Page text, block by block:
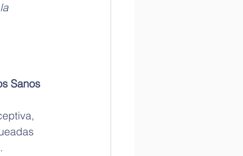
Sanos